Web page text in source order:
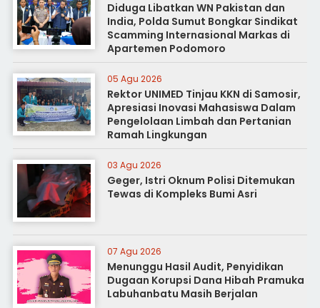
Diduga Libatkan WN Pakistan dan
India, Polda Sumut Bongkar Sindikat
Scamming Internasional Markas di
Apartemen Podomoro
05 Agu 2026
Rektor UNIMED Tinjau KKN di Samosir,
Apresiasi Inovasi Mahasiswa Dalam
Pengelolaan Limbah dan Pertanian
Ramah Lingkungan
03 Agu 2026
Geger, Istri Oknum Polisi Ditemukan
Tewas di Kompleks Bumi Asri
07 Agu 2026
Menunggu Hasil Audit, Penyidikan
Dugaan Korupsi Dana Hibah Pramuka
Labuhanbatu Masih Berjalan